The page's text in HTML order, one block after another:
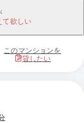
て欲しい
このマンションを
貸したい